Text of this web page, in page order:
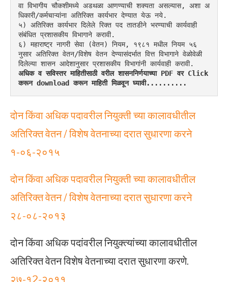
वा विभागीय चौकशीमध्ये अडथळा आणण्याची शक्यता असल्यास, अशा अ
धिकारी/कर्मचाऱ्यांना अतिरिक्त कार्यभार देण्यात येऊ नये.
५) अतिरिक्त कार्यभार दिलेले रिक्त पद तातडीने भरण्याची कार्यवाही
संबंधित प्रशासकीय विभागाने करावी.
६) महाराष्ट्र नागरी सेवा (वेतन) नियम, १९८१ मधील नियम ५६
नुसार अतिरिक्त वेतन/विशेष वेतन देण्यासंदर्भात वित्त विभागाने वेळोवेळी
दिलेल्या शासन आदेशानुसार प्रशासकीय विभागांनी कार्यवाही करावी.
अधिक व सविस्तर माहितीसाठी वरील शासननिर्णयाच्या PDF वर Click
करून download करून माहिती मिळवून घ्यावी..........
दोन किंवा अधिक पदावरील नियुक्ती च्या कालावधीतील
अतिरिक्त वेतन / विशेष वेतनाच्या दरात सुधारणा करने
१-०६-२०१५
दोन किंवा अधिक पदावरील नियुक्ती च्या कालावधीतील
अतिरिक्त वेतन / विशेष वेतनाच्या दरात सुधारणा करने
२८-०८-२०१३
दोन किंवा अधिक पदांवरील नियुक्त्यांच्या कालावधीतील
अतिरिक्त वेतन विशेष वेतनाच्या दरात सुधारणा करणे.